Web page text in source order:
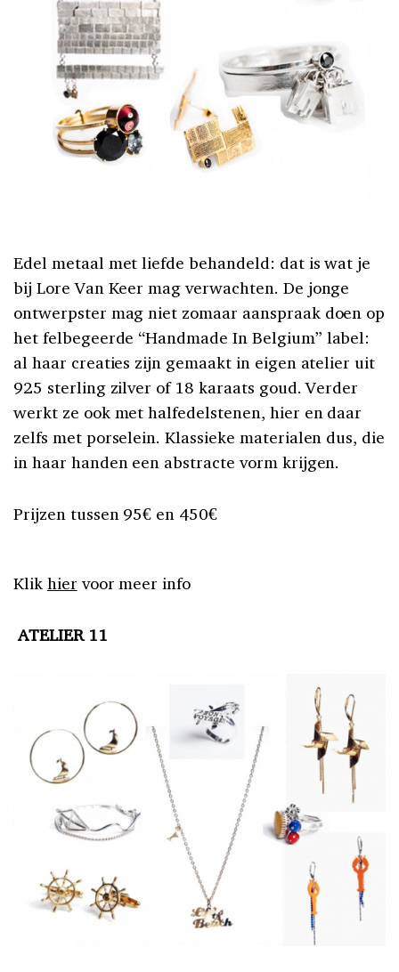
Edel metaal met liefde behandeld: dat is wat je
bij Lore Van Keer mag verwachten. De jonge
ontwerpster mag niet zomaar aanspraak doen op
het felbegeerde “Handmade In Belgium” label:
al haar creaties zijn gemaakt in eigen atelier uit
925 sterling zilver of 18 karaats goud. Verder
werkt ze ook met halfedelstenen, hier en daar
zelfs met porselein. Klassieke materialen dus, die
in haar handen een abstracte vorm krijgen.
Prijzen tussen 95€ en 450€
Klik hier voor meer info
ATELIER 11